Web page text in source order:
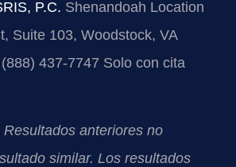
P.C. Shenandoah Location
Suite 103, Woodstock, VA
437-7747 Solo con cita
anteriores no
similar. Los resultados